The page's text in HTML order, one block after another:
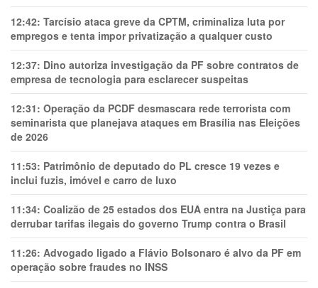
12:42: Tarcísio ataca greve da CPTM, criminaliza luta por
empregos e tenta impor privatização a qualquer custo
12:37: Dino autoriza investigação da PF sobre contratos de
empresa de tecnologia para esclarecer suspeitas
12:31: Operação da PCDF desmascara rede terrorista com
seminarista que planejava ataques em Brasília nas Eleições
de 2026
11:53: Patrimônio de deputado do PL cresce 19 vezes e
inclui fuzis, imóvel e carro de luxo
11:34: Coalizão de 25 estados dos EUA entra na Justiça para
derrubar tarifas ilegais do governo Trump contra o Brasil
11:26: Advogado ligado a Flávio Bolsonaro é alvo da PF em
operação sobre fraudes no INSS